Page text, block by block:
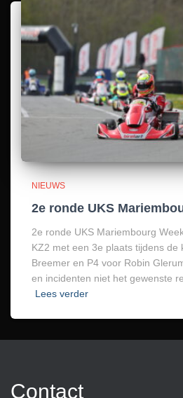
NIEUWS
2e ronde UKS
2e ronde UKS Mariembourg
KZ2 met een 3e plaats tijdens de
Breemer en P4 voor Robin
en incidenten niet het gewenste
Lees verder
Contact